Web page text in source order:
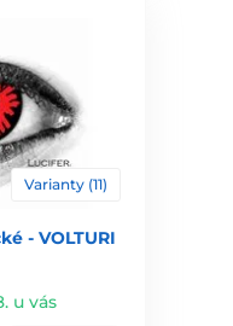
Varianty (11)
- VOLTURI
u vás